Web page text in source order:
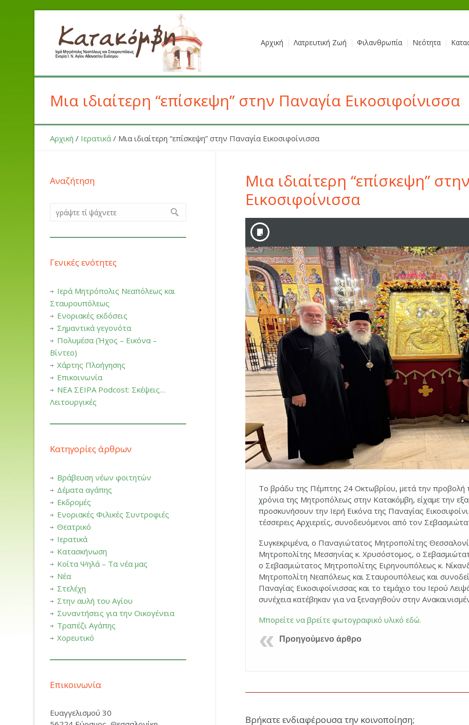
Αρχική Λατρευτική Ζωή Φιλανθρωπία Νεότητα
Μια ιδιαίτερη “επίσκεψη” στην Παναγία Εικοσιφοίνισσα
Αρχική / Ιερατικά / Μια ιδιαίτερη “επίσκεψη” στην Παναγία Εικοσιφοίνισσα
Μια ιδιαίτερη “επίσκεψη”
Εικοσιφοίνισσα
Το βράδυ της Πέμπτης 24 Οκτωβρίου, μετά την προβολή
χρόνια της Μητροπόλεως στην Κατακόμβη, είχαμε την
προσκυνήσουν την Ιερή Εικόνα της Παναγίας
τέσσερεις Αρχιερείς, συνοδευόμενοι από τον
Συγκεκριμένα, ο Παναγιώτατος Μητροπολίτης
Μητροπολίτης Μεσσηνίας κ. Χρυσόστομος, ο
ο Σεβασμιώτατος Μητροπολίτης Ειρηνουπόλεως κ.
Μητροπολίτη Νεαπόλεως και Σταυρουπόλεως και
Παναγίας Εικοσιφοίνισσας και το τεμάχιο του Ιερού
συνέχεια κατέβηκαν για να ξεναγηθούν στην
Μπορείτε να βρείτε φωτογραφικό υλικό εδώ.
Προηγούμενο άρθρο
Βρήκατε ενδιαφέρουσα την κοινοποίηση;
Αναζήτηση
Γενικές ενότητες
Ιερά Μητρόπολις Νεαπόλεως και
Σταυρουπόλεως
Ενοριακές εκδόσεις
Σημαντικά γεγονότα
Πολυμέσα (Ήχος – Εικόνα –
Βίντεο)
Χάρτης Πλοήγησης
Επικοινωνία
ΝΕΑ ΣΕΙΡΑ Podcost: Σκέψεις…
Λειτουργικές
Κατηγορίες άρθρων
Βράβευση νέων φοιτητών
Δέματα αγάπης
Εκδρομές
Ενοριακές Φιλικές Συντροφιές
Θεατρικό
Ιερατικά
Κατασκήνωση
Κοίτα Ψηλά – Τα νέα μας
Νέα
Στελέχη
Στην αυλή του Αγίου
Συναντήσεις για την Οικογένεια
Τραπέζι Αγάπης
Χορευτικό
Επικοινωνία
Ευαγγελισμού 30